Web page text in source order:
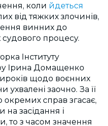
коли йдеться
від тяжких злочинів,
винних до
судового процесу.
Інституту
Ірина Домащенко
щодо воєнних
ухвалені заочно. За її
справ згасає,
на засідання і
то з часом значення